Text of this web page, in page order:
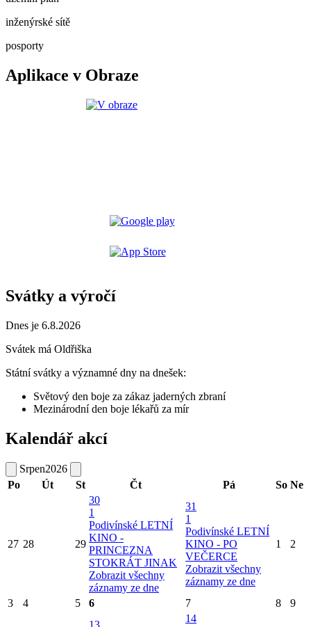
inženýrské sítě
posporty
Aplikace v Obraze
Svátky a výročí
Dnes je 6.8.2026
Svátek má Oldřiška
Státní svátky a významné dny na dnešek:
Světový den boje za zákaz jaderných zbraní
Mezinárodní den boje lékařů za mír
Kalendář akcí
Srpen2026
Po
Út St Čt Pá So Ne
27 28 29
30
1
Podivínské LETNÍ
KINO -
PRINCEZNA
STOKRÁT JINAK
Zobrazit všechny
záznamy ze dne
31
1
Podivínské LETNÍ
KINO - PO
VEČERCE
Zobrazit všechny
záznamy ze dne
1 2
3 4 5 6 7 8 9
13
14